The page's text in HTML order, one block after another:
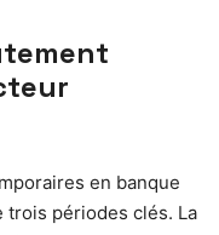
en banque
trois périodes clés. La